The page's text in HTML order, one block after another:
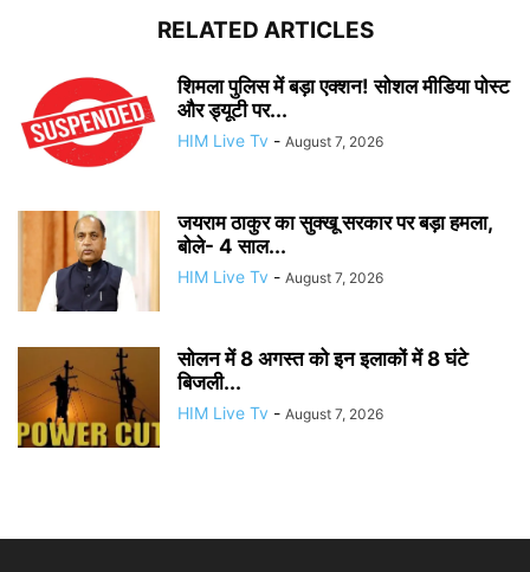
RELATED ARTICLES
शिमला पुलिस में बड़ा एक्शन! सोशल मीडिया पोस्ट
और ड्यूटी पर...
HIM Live Tv - August 7, 2026
जयराम ठाकुर का सुक्खू सरकार पर बड़ा हमला,
बोले- 4 साल...
HIM Live Tv - August 7, 2026
सोलन में 8 अगस्त को इन इलाकों में 8 घंटे
बिजली...
HIM Live Tv - August 7, 2026